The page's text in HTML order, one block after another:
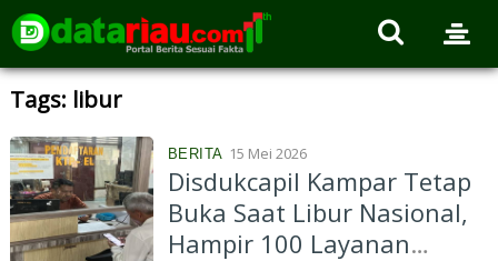
Tags: libur
BERITA 15 Mei 2026
Disdukcapil Kampar Tetap
Buka Saat Libur Nasional,
Hampir 100 Layanan